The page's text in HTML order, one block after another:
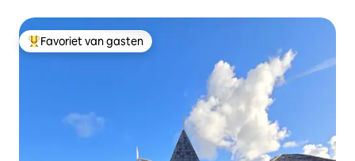
Topfavoriet van gasten
Favoriet van gasten